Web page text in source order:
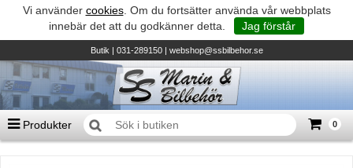
Vi använder cookies. Om du fortsätter använda vår webbplats
innebär det att du godkänner detta.
Jag förstår
Butik| 031-289150 | webshop@ssbilbehor.se
Produkter 0